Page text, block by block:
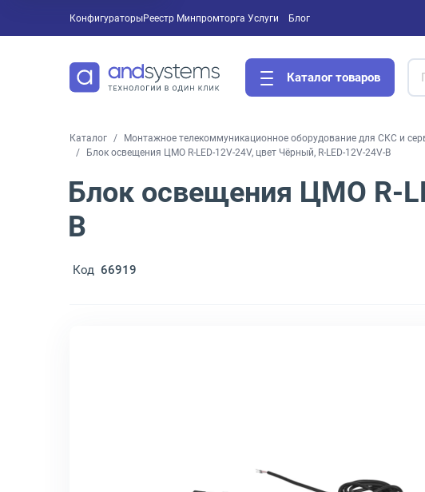
Конфигураторы Услуги
Реестр Минпромторга Блог
Каталог товаров
Каталог Монтажное телекоммуникационное оборудование для СКС и
Блок освещения ЦМО R-LED-12V-24V, цвет Чёрный, R-LED-12V-24V-B
Блок освещения ЦМО R-
B
Код 66919